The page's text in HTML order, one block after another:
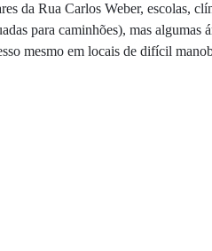
da Rua Carlos Weber, escolas,
para caminhões), mas algumas
mesmo em locais de difícil